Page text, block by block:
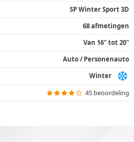
SP Winter Sport 3D
68 afmetingen
Van 16" tot 20"
Auto / Personenauto
Winter
45 beoordeling